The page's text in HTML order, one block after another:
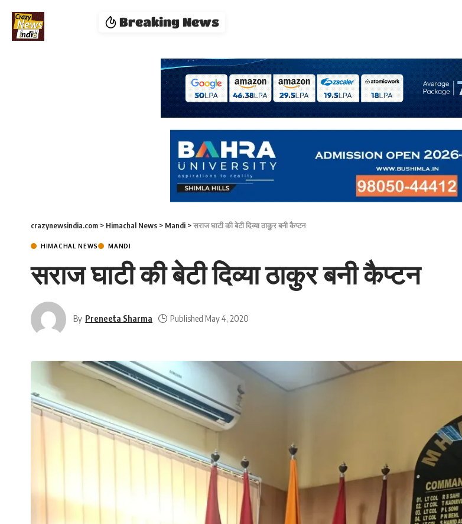
Breaking News
crazynewsindia.com > Himachal News > Mandi >सराज घाटी की बेटी दिव्या ठाकुर बनी कैप्टन
HIMACHAL NEWS MANDI
सराज घाटी की बेटी दिव्या ठाकुर बनी कैप्टन
By Preneeta Sharma Published May 4, 2020